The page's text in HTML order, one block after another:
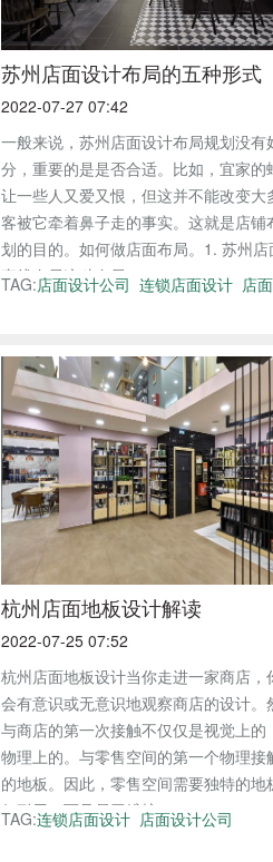
苏州店面设计布局的五种形式
2022-07-27 07:42
一般来说，苏州店面设计布局规划没有
分，重要的是是否合适。比如，宜家的
让一些人又爱又恨，但这并不能改变大
客被它牵着鼻子走的事实。这就是店铺
划的目的。如何做店面布局。1. 苏州店
直线布局这种布局...
TAG:店面设计公司 连锁店面设计 店
杭州店面地板设计解读
2022-07-25 07:52
杭州店面地板设计当你走进一家商店，
会有意识或无意识地观察商店的设计。
与商店的第一次接触不仅仅是视觉上的
物理上的。与零售空间的第一个物理接
的地板。因此，零售空间需要独特的地
仅耐用，而且易于维护...
TAG:连锁店面设计 店面设计公司